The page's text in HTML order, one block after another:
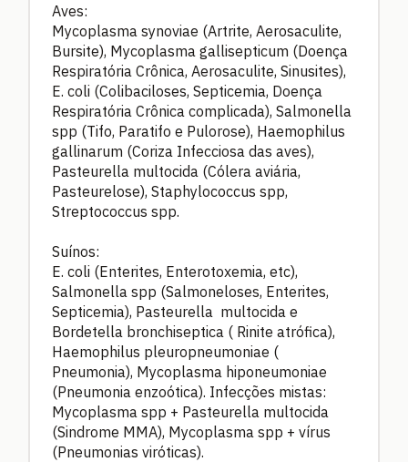
Aves:
Mycoplasma synoviae (Artrite, Aerosaculite,
Bursite), Mycoplasma gallisepticum (Doença
Respiratória Crônica, Aerosaculite, Sinusites),
E. coli (Colibaciloses, Septicemia, Doença
Respiratória Crônica complicada), Salmonella
spp (Tifo, Paratifo e Pulorose), Haemophilus
gallinarum (Coriza Infecciosa das aves),
Pasteurella multocida (Cólera aviária,
Pasteurelose), Staphylococcus spp,
Streptococcus spp.
Suínos:
E. coli (Enterites, Enterotoxemia, etc),
Salmonella spp (Salmoneloses, Enterites,
Septicemia), Pasteurella multocida e
Bordetella bronchiseptica ( Rinite atrófica),
Haemophilus pleuropneumoniae (
Pneumonia), Mycoplasma hiponeumoniae
(Pneumonia enzoótica). Infecções mistas:
Mycoplasma spp + Pasteurella multocida
(Sindrome MMA), Mycoplasma spp + vírus
(Pneumonias viróticas).